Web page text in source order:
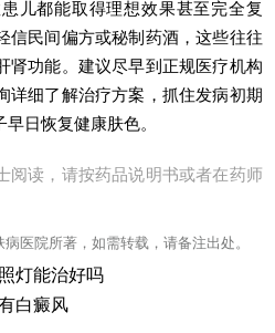
儿都能取得理想效果甚至完全复
信民间偏方或秘制药酒，这些往往
肾功能。建议尽早到正规医疗机构
详细了解治疗方案，抓住发病初期
日恢复健康肤色。
阅读，请按药品说明书或者在药师
医院所著，如需转载，请备注出处。
灯能治好吗
白癜风